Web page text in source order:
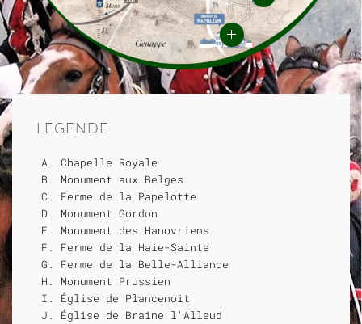
LEGENDE
Chapelle Royale
Monument aux Belges
Ferme de la Papelotte
Monument Gordon
Monument des Hanovriens
Ferme de la Haie-Sainte
Ferme de la Belle-Alliance
Monument Prussien
Église de Plancenoit
Église de Braine l'Alleud